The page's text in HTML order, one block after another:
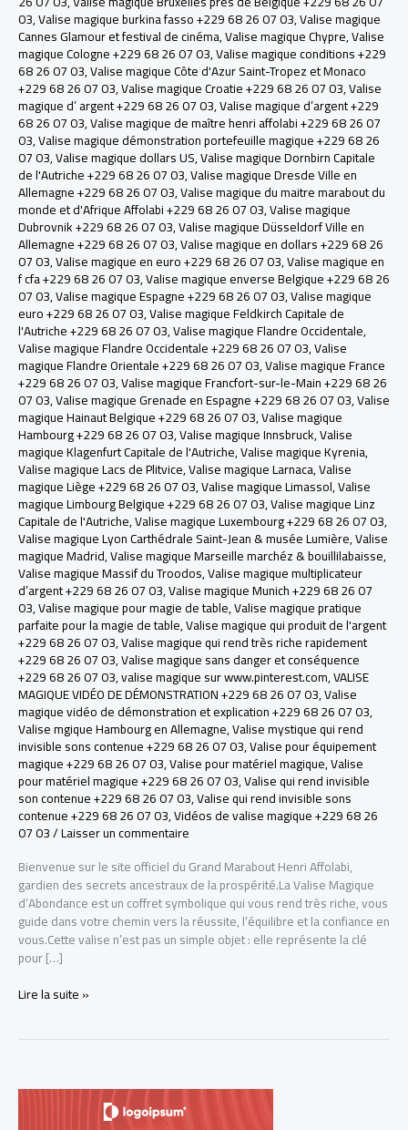
03,Valise magique burkina fasso +229 68 26 07 03,Valise magique
Cannes Glamour et festival de cinéma,Valise magique Chypre,Valise
magique Cologne +229 68 26 07 03,Valise magique conditions +229
68 26 07 03,Valise magique Côte d'Azur Saint-Tropez et Monaco
+229 68 26 07 03,Valise magique Croatie +229 68 26 07 03,Valise
magique d’ argent +229 68 26 07 03,Valise magique d’argent +229
68 26 07 03,Valise magique de maître henri affolabi +229 68 26 07
03,Valise magique démonstration portefeuille magique +229 68 26
07 03,Valise magique dollars US,Valise magique Dornbirn Capitale
de l'Autriche +229 68 26 07 03,Valise magique Dresde Ville en
Allemagne +229 68 26 07 03,Valise magique du maitre marabout du
monde et d'Afrique Affolabi +229 68 26 07 03,Valise magique
Dubrovnik +229 68 26 07 03,Valise magique Düsseldorf Ville en
Allemagne +229 68 26 07 03,Valise magique en dollars +229 68 26
07 03,Valise magique en euro +229 68 26 07 03,Valise magique en
f cfa +229 68 26 07 03,Valise magique enverse Belgique +229 68 26
07 03,Valise magique Espagne +229 68 26 07 03,Valise magique
euro +229 68 26 07 03,Valise magique Feldkirch Capitale de
l'Autriche +229 68 26 07 03,Valise magique Flandre Occidentale,
Valise magique Flandre Occidentale +229 68 26 07 03,Valise
magique Flandre Orientale +229 68 26 07 03,Valise magique France
+229 68 26 07 03,Valise magique Francfort-sur-le-Main +229 68 26
07 03,Valise magique Grenade en Espagne +229 68 26 07 03,Valise
magique Hainaut Belgique +229 68 26 07 03,Valise magique
Hambourg +229 68 26 07 03,Valise magique Innsbruck, Valise
magique Klagenfurt Capitale de l'Autriche,Valise magique Kyrenia,
Valise magique Lacs de Plitvice,Valise magique Larnaca,Valise
magique Liège +229 68 26 07 03,Valise magique Limassol,Valise
magique Limbourg Belgique +229 68 26 07 03,Valise magique Linz
Capitale de l'Autriche,Valise magique Luxembourg +229 68 26 07 03,
Valise magique Lyon Carthédrale Saint-Jean & musée Lumière,Valise
magique Madrid,Valise magique Marseille marchéz & bouillilabaisse,
Valise magique Massif du Troodos,Valise magique multiplicateur
d’argent +229 68 26 07 03,Valise magique Munich +229 68 26 07
03,Valise magique pour magie de table,Valise magique pratique
parfaite pour la magie de table,Valise magique qui produit de l'argent
+229 68 26 07 03,Valise magique qui rend très riche rapidement
+229 68 26 07 03,Valise magique sans danger et conséquence
+229 68 26 07 03,valise magique sur www.pinterest.com,VALISE
MAGIQUE VIDÉO DE DÉMONSTRATION +229 68 26 07 03,Valise
magique vidéo de démonstration et explication +229 68 26 07 03,
Valise mgique Hambourg en Allemagne,Valise mystique qui rend
invisible sons contenue +229 68 26 07 03,Valise pour équipement
magique +229 68 26 07 03,Valise pour matériel magique,Valise
pour matériel magique +229 68 26 07 03,Valise qui rend invisible
son contenue +229 68 26 07 03,Valise qui rend invisible sons
contenue +229 68 26 07 03,Vidéos de valise magique +229 68 26
07 03/Laisser un commentaire
Bienvenue sur le site officiel du Grand Marabout Henri Affolabi,
gardien des secrets ancestraux de la prospérité.La Valise Magique
d’Abondance est un coffret symbolique qui vous rend très riche, vous
guide dans votre chemin vers la réussite, l’équilibre et la confiance en
vous.Cette valise n’est pas un simple objet : elle représente la clé
pour […]
LA
DEVENIR
Lire la suite »